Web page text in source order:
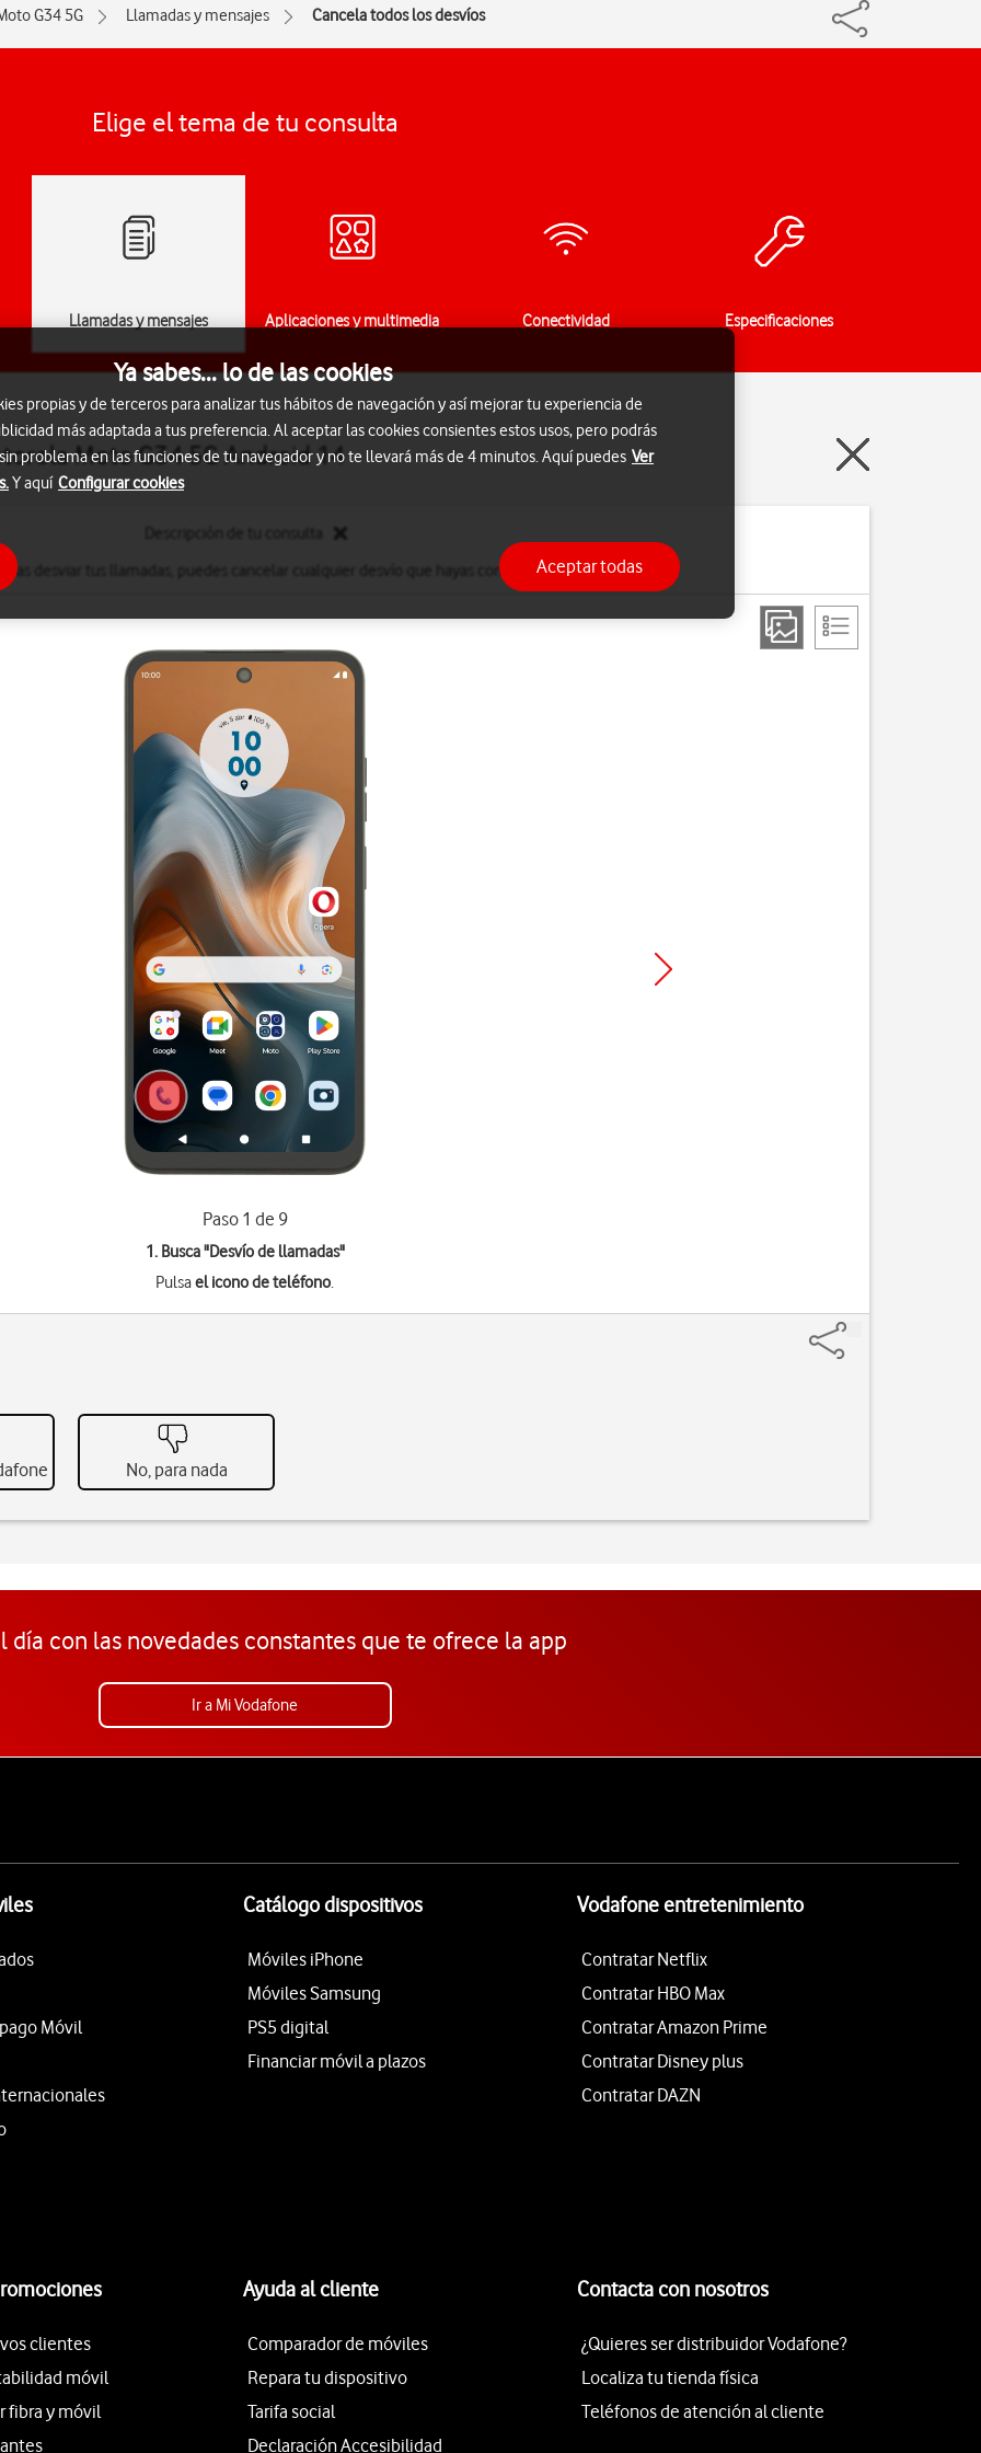
G34 5G Llamadas y mensajes Cancela todos los desvíos
Elige el tema de tu consulta
Llamadas y mensajes Aplicaciones y multimedia Conectividad Especificaciones
Moto G34 5G Android 14
desviar tus llamadas, puedes cancelar cualquier desvío que hayas configurado.
Paso 1 de 9
1. Busca "Desvío de llamadas"
Pulsael icono de teléfono.
No, para nada
día con las novedades constantes que te ofrece la app
Ir a Mi Vodafone
Móvil
Catálogo dispositivos
Móviles iPhone
Móviles Samsung
PS5 digital
Financiar móvil a plazos
Vodafone entretenimiento
Contratar Netflix
Contratar HBO Max
Contratar Amazon Prime
Contratar Disney plus
Contratar DAZN
clientes
móvil
fibra y móvil
Ayuda al cliente
Comparador de móviles
Repara tu dispositivo
Tarifa social
Declaración Accesibilidad
Contacta con nosotros
¿Quieres ser distribuidor Vodafone?
Localiza tu tienda física
Teléfonos de atención al cliente
Ya sabes... lo de las cookies
propias y de terceros para analizar tus hábitos de navegación y así mejorar tu experiencia de
más adaptada a tus preferencia. Al aceptar las cookies consientes estos usos, pero podrás
problema en las funciones de tu navegador y no te llevará más de 4 minutos. Aquí puedes Ver
Y aquí Configurar cookies
Aceptar todas